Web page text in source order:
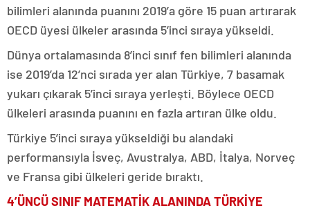
bilimleri alanında puanını 2019’a göre 15 puan artırarak
OECD üyesi ülkeler arasında 5’inci sıraya yükseldi.
Dünya ortalamasında 8’inci sınıf fen bilimleri alanında
ise 2019’da 12’nci sırada yer alan Türkiye, 7 basamak
yukarı çıkarak 5’inci sıraya yerleşti. Böylece OECD
ülkeleri arasında puanını en fazla artıran ülke oldu.
Türkiye 5’inci sıraya yükseldiği bu alandaki
performansıyla İsveç, Avustralya, ABD, İtalya, Norveç
ve Fransa gibi ülkeleri geride bıraktı.
4’ÜNCÜ SINIF MATEMATİK ALANINDA TÜRKİYE